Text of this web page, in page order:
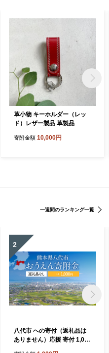
革小物 キーホルダー（レッ
ド）レザー製品 革製品
寄附金額 10,000円
一週間のランキング一覧
2
八代市 への寄付（返礼品は
ありません）応援 寄付 1,000